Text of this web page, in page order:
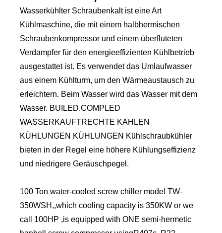
Wasserkühlter Schraubenkalt ist eine Art
Kühlmaschine, die mit einem halbhermischen
Schraubenkompressor und einem überfluteten
Verdampfer für den energieeffizienten Kühlbetrieb
ausgestattet ist. Es verwendet das Umlaufwasser
aus einem Kühlturm, um den Wärmeaustausch zu
erleichtern. Beim Wasser wird das Wasser mit dem
Wasser. BUILED.COMPLED
WASSERKAUFTRECHTE KAHLEN
KÜHLUNGEN KÜHLUNGEN Kühlschraubkühler
bieten in der Regel eine höhere Kühlungseffizienz
und niedrigere Geräuschpegel.
100 Ton water-cooled screw chiller model TW-
350WSH,,which cooling capacity is 350KW or we
call 100HP ,is equipped with ONE semi-hermetic